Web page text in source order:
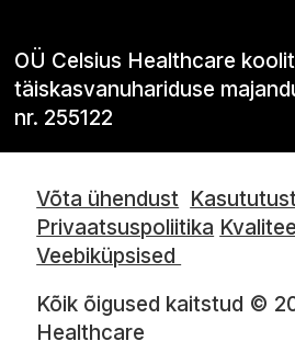
OÜ Celsius Healthcare
täiskasvanuhariduse
nr. 255122
Võta ühendust
Privaatsuspoliitika
Veebiküpsised
Kõik õigused kaitstud ©
Healthcare